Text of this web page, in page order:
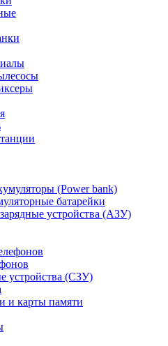
(Power bank)
батарейки
устройства (АЗУ)
устройства (СЗУ)
и карты памяти